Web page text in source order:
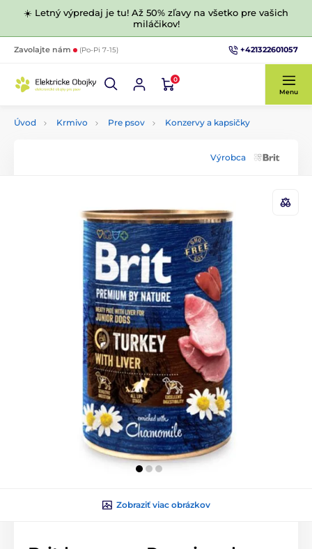
☀️ Letný výpredaj je tu! Až 50% zľavy na všetko pre vašich
miláčikov!
Zavolajte nám (Po-Pi 7-15) +421322601057
0
Menu
Úvod Krmivo Pre psov Konzervy a kapsičky
Výrobca
Zobraziť viac obrázkov